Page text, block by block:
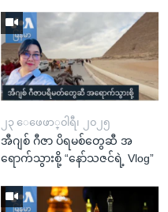
၂၃ ေဖေဖာ္၀ါရီ၊ ၂၀၂၅
အီဂျစ် ဂီဇာ ပိရမစ်တွေဆီ အ
ရောက်သွားစို့ “နော်သဇင်ရဲ့ Vlog”